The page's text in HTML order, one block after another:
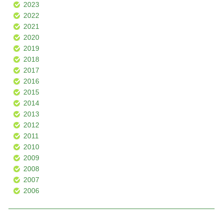
2023
2022
2021
2020
2019
2018
2017
2016
2015
2014
2013
2012
2011
2010
2009
2008
2007
2006